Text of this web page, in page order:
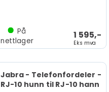
1 595,-
Eks mva
På
nettlager
Jabra - Telefonfordeler -
RJ-10 hunn til RJ-10 hann